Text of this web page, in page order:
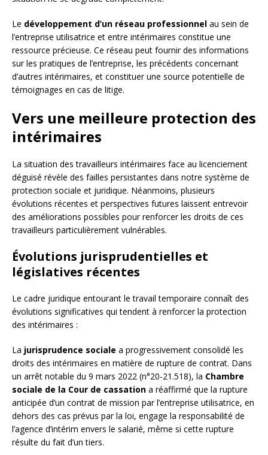
Le développement d’un réseau professionnel au sein de
l’entreprise utilisatrice et entre intérimaires constitue une
ressource précieuse. Ce réseau peut fournir des informations
sur les pratiques de l’entreprise, les précédents concernant
d’autres intérimaires, et constituer une source potentielle de
témoignages en cas de litige.
Vers une meilleure protection des
intérimaires
La situation des travailleurs intérimaires face au licenciement
déguisé révèle des failles persistantes dans notre système de
protection sociale et juridique. Néanmoins, plusieurs
évolutions récentes et perspectives futures laissent entrevoir
des améliorations possibles pour renforcer les droits de ces
travailleurs particulièrement vulnérables.
Évolutions jurisprudentielles et
législatives récentes
Le cadre juridique entourant le travail temporaire connaît des
évolutions significatives qui tendent à renforcer la protection
des intérimaires :
La jurisprudence sociale a progressivement consolidé les
droits des intérimaires en matière de rupture de contrat. Dans
un arrêt notable du 9 mars 2022 (n°20-21.518), la Chambre
sociale de la Cour de cassation a réaffirmé que la rupture
anticipée d’un contrat de mission par l’entreprise utilisatrice, en
dehors des cas prévus par la loi, engage la responsabilité de
l’agence d’intérim envers le salarié, même si cette rupture
résulte du fait d’un tiers.